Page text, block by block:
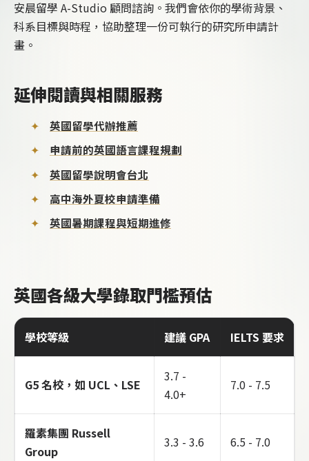
安晨留學 A-Studio 顧問諮詢。我們會依你的學術背景、
科系目標與時程，協助整理一份可執行的研究所申請計
畫。
延伸閱讀與相關服務
英國留學代辦推薦
申請前的英國語言課程規劃
英國留學說明會台北
高中海外夏校申請準備
英國暑期課程與短期進修
英國各級大學錄取門檻預估
學校等級 建議 GPA IELTS 要求
G5 名校，如 UCL、LSE
3.7 -
4.0+
7.0 - 7.5
羅素集團 Russell
Group
3.3 - 3.6 6.5 - 7.0